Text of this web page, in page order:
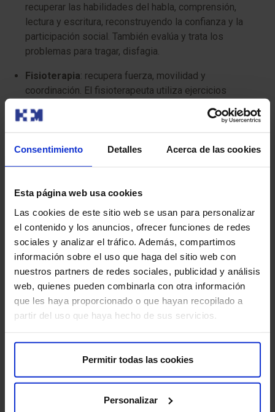
Consentimiento Detalles Acerca de las cookies
Esta página web usa cookies
Las cookies de este sitio web se usan para personalizar
el contenido y los anuncios, ofrecer funciones de redes
sociales y analizar el tráfico. Además, compartimos
información sobre el uso que haga del sitio web con
nuestros partners de redes sociales, publicidad y análisis
web, quienes pueden combinarla con otra información
que les haya proporcionado o que hayan recopilado a
partir del uso que haya hecho de sus servicios.
Permitir todas las cookies
Personalizar
recuperar las habilidades del habla, comprensión,
lectura y escritura, reconstruyendo la confianza y la
participación social. También evalúa y trata los
problemas para tragar, disfagia.
Fisioterapia: recupera fuerza, movilidad y
coordinación. El fisioterapeuta utiliza ejercicios
marcha y el equilibrio, previniendo complicaciones
como la espasticidad y el dolor.
ayuda al paciente a realizar tareas cotidianas (vestirse,
utilizando dispositivos de asistencia, adaptando el
entorno y enseñando nuevas técnicas. Considera la
adaptación psicológica y emocional.
Neuropsicología: ayuda a la recuperación de
funciones cognitivas afectadas.
La recuperación es un proceso individualizado. Cada
recuperación funcional y el bienestar.